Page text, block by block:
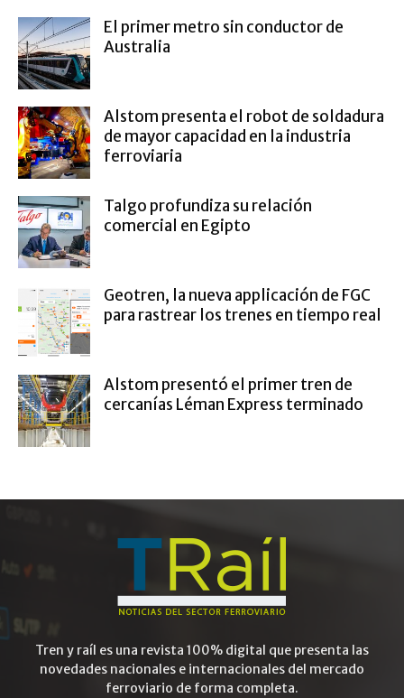
El primer metro sin conductor de
Australia
Alstom presenta el robot de soldadura
de mayor capacidad en la industria
ferroviaria
Talgo profundiza su relación
comercial en Egipto
Geotren, la nueva applicación de FGC
para rastrear los trenes en tiempo real
Alstom presentó el primer tren de
cercanías Léman Express terminado
Tren y raíl es una revista 100% digital que presenta las
novedades nacionales e internacionales del mercado
ferroviario de forma completa.